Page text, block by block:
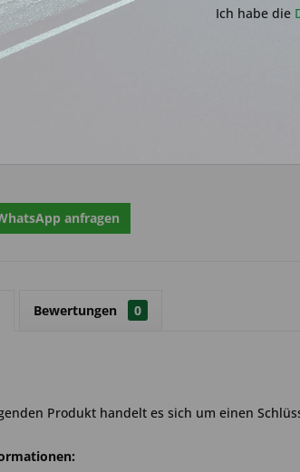
anfragen
Bewertungen 0
Produkt handelt es sich um einen
Ich habe die